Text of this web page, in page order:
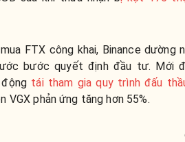
FTX công khai, Binance dường
bước quyết định đầu tư. Mới
tái tham gia quy trình đấu
VGX phản ứng tăng hơn 55%.